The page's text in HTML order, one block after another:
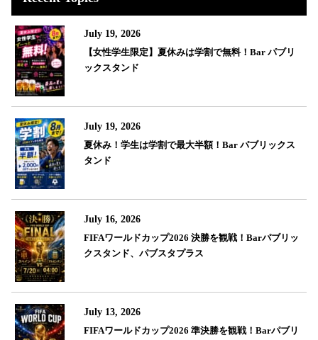
July 19, 2026
【女性学生限定】夏休みは学割で無料！Bar パブリ
ックスタンド
July 19, 2026
夏休み！学生は学割で最大半額！Bar パブリックス
タンド
July 16, 2026
FIFAワールドカップ2026 決勝を観戦！Barパブリッ
クスタンド、パブスタプラス
July 13, 2026
FIFAワールドカップ2026 準決勝を観戦！Barパブリ